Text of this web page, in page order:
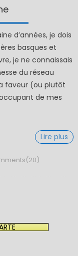
d’années, je dois
basques et
je ne connaissais
du réseau
faveur (ou plutôt
de mes
Lire plus